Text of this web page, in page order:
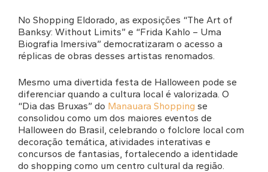
No Shopping Eldorado, as exposições “The Art of
Banksy: Without Limits” e “Frida Kahlo – Uma
Biografia Imersiva” democratizaram o acesso a
réplicas de obras desses artistas renomados.
Mesmo uma divertida festa de Halloween pode se
diferenciar quando a cultura local é valorizada. O
“Dia das Bruxas” do Manauara Shopping se
consolidou como um dos maiores eventos de
Halloween do Brasil, celebrando o folclore local com
decoração temática, atividades interativas e
concursos de fantasias, fortalecendo a identidade
do shopping como um centro cultural da região.